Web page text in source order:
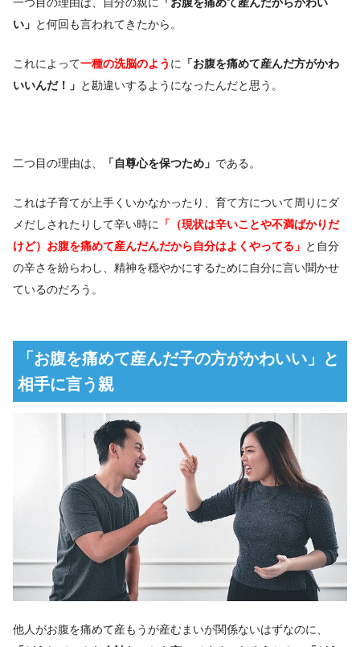
一つ目の理由は、自分の親に 「お腹を痛めて産んだからかわい
い」 と何回も言われてきたから。
これによって一種の洗脳のよう に
「お腹を痛めて産んだ方がかわ
いいんだ！」 と勘違いするようになったんだと思う。
二つ目の理由は、 「自尊心を保つため」 である。
これは子育てが上手くいかなかったり、育て方について周りにダ
メだしされたりして辛い時に
「（現状は辛いことや不満ばかりだ
けど）お腹を痛めて産んだんだから自分はよくやってる」 と自分
の辛さを紛らわし、精神を穏やかにするために自分に言い聞かせ
ているのだろう。
「お腹を痛めて産んだ子の方がかわいい」と
相手に言う親
他人がお腹を痛めて産もうが産むまいが関係ないはずなのに、